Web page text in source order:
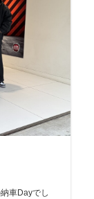
車Dayでし